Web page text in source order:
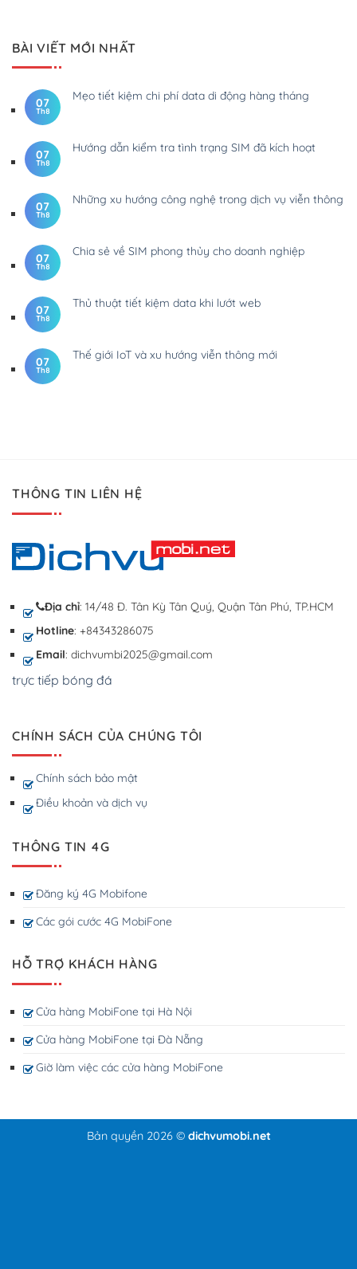
BÀI VIẾT MỚI NHẤT
07
Th8
Mẹo tiết kiệm chi phí data di động hàng tháng
07
Th8
Hướng dẫn kiểm tra tình trạng SIM đã kích hoạt
07
Th8
Những xu hướng công nghệ trong dịch vụ viễn thông
07
Th8
Chia sẻ về SIM phong thủy cho doanh nghiệp
07
Th8
Thủ thuật tiết kiệm data khi lướt web
07
Th8
Thế giới IoT và xu hướng viễn thông mới
THÔNG TIN LIÊN HỆ
Địa chỉ: 14/48 Đ. Tân Kỳ Tân Quý, Quận Tân Phú, TP.HCM
Hotline: +84343286075
Email: dichvumbi2025@gmail.com
trực tiếp bóng đá
CHÍNH SÁCH CỦA CHÚNG TÔI
Chính sách bảo mật
Điều khoản và dịch vụ
THÔNG TIN 4G
Đăng ký 4G Mobifone
Các gói cước 4G MobiFone
HỖ TRỢ KHÁCH HÀNG
Cửa hàng MobiFone tại Hà Nội
Cửa hàng MobiFone tại Đà Nẵng
Giờ làm việc các cửa hàng MobiFone
Bản quyền 2026 © dichvumobi.net